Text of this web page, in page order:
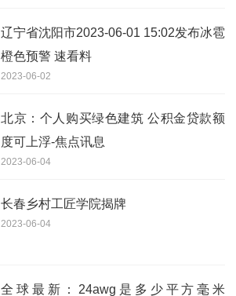
辽宁省沈阳市2023-06-01 15:02发布冰雹
橙色预警 速看料
2023-06-02
北京：个人购买绿色建筑 公积金贷款额
度可上浮-焦点讯息
2023-06-04
长春乡村工匠学院揭牌
2023-06-04
全球最新：24awg是多少平方毫米